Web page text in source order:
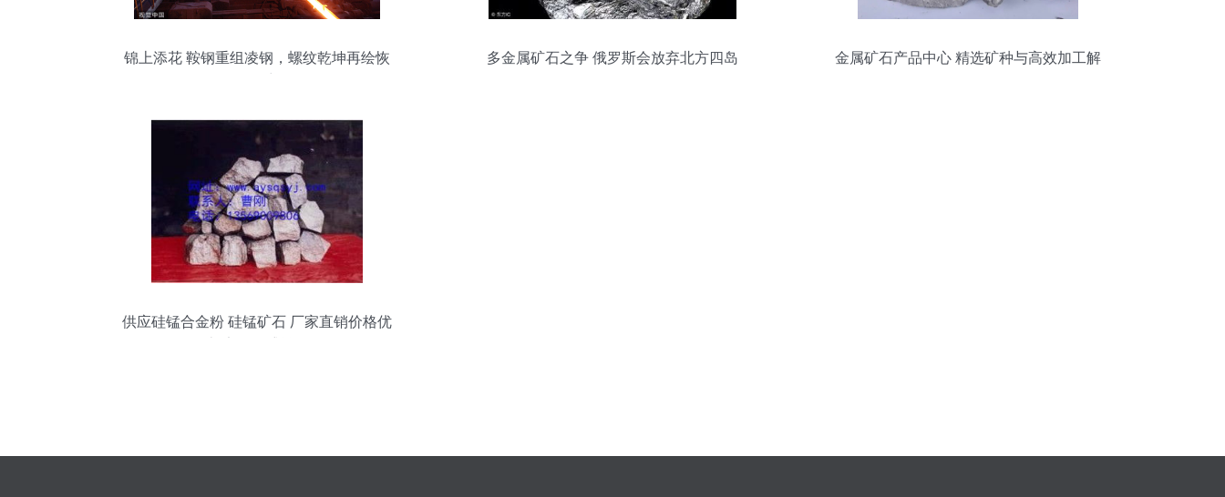
锦上添花 鞍钢重组凌钢，螺纹乾坤再绘恢
多金属矿石之争 俄罗斯会放弃北方四岛
金属矿石产品中心 精选矿种与高效加工解
供应硅锰合金粉 硅锰矿石 厂家直销价格优